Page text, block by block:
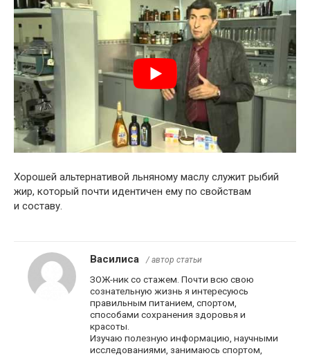
Хорошей альтернативой льняному маслу служит рыбий
жир, который почти идентичен ему по свойствам
и составу.
Василиса / автор статьи
ЗОЖ-ник со стажем. Почти всю свою
сознательную жизнь я интересуюсь
правильным питанием, спортом,
способами сохранения здоровья и
красоты.
Изучаю полезную информацию, научными
исследованиями, занимаюсь спортом,